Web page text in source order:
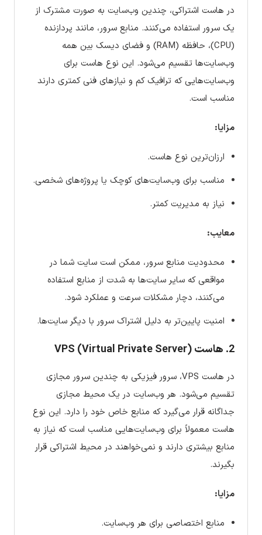
در هاست اشتراکی، چندین وب‌سایت به صورت مشترک از
یک سرور استفاده می‌کنند. منابع سرور، مانند پردازنده
(CPU)، حافظه (RAM) و فضای دیسک بین همه
وب‌سایت‌ها تقسیم می‌شود. این نوع هاست برای
وب‌سایت‌هایی که ترافیک کم و نیازهای فنی کمتری دارند
مناسب است.
مزایا:
ارزان‌ترین نوع هاست.
مناسب برای وب‌سایت‌های کوچک یا پروژه‌های شخصی.
نیاز به مدیریت کمتر.
معایب:
محدودیت منابع سرور، ممکن است سایت شما در
مواقعی که سایر سایت‌ها به شدت از منابع استفاده
می‌کنند، دچار مشکلات سرعت و عملکرد شود.
امنیت پایین‌تر به دلیل اشتراک سرور با دیگر سایت‌ها.
2. هاست VPS (Virtual Private Server)
در هاست VPS، سرور فیزیکی به چندین سرور مجازی
تقسیم می‌شود. هر وب‌سایت در یک محیط مجازی
جداگانه قرار می‌گیرد که منابع خاص خود را دارد. این نوع
هاست معمولاً برای وب‌سایت‌هایی مناسب است که نیاز به
منابع بیشتری دارند و نمی‌خواهند در محیط اشتراکی قرار
بگیرند.
مزایا:
منابع اختصاصی برای هر وب‌سایت.